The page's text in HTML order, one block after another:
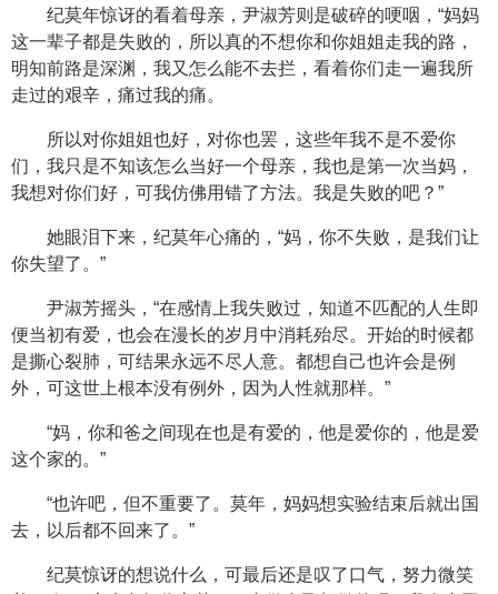
纪莫年惊讶的看着母亲，尹淑芳则是破碎的哽咽，“妈妈
这一辈子都是失败的，所以真的不想你和你姐姐走我的路，
明知前路是深渊，我又怎么能不去拦，看着你们走一遍我所
走过的艰辛，痛过我的痛。
所以对你姐姐也好，对你也罢，这些年我不是不爱你
们，我只是不知该怎么当好一个母亲，我也是第一次当妈，
我想对你们好，可我仿佛用错了方法。我是失败的吧？”
她眼泪下来，纪莫年心痛的，“妈，你不失败，是我们让
你失望了。”
尹淑芳摇头，“在感情上我失败过，知道不匹配的人生即
便当初有爱，也会在漫长的岁月中消耗殆尽。开始的时候都
是撕心裂肺，可结果永远不尽人意。都想自己也许会是例
外，可这世上根本没有例外，因为人性就那样。”
“妈，你和爸之间现在也是有爱的，他是爱你的，他是爱
这个家的。”
“也许吧，但不重要了。莫年，妈妈想实验结束后就出国
去，以后都不回来了。”
纪莫惊讶的想说什么，可最后还是叹了口气，努力微笑